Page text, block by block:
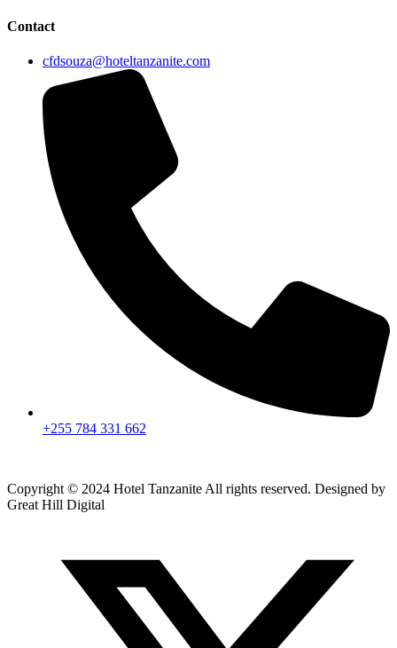
Contact
cfdsouza@hoteltanzanite.com
+255 784 331 662
Copyright © 2024 Hotel Tanzanite All rights reserved. Designed by
Great Hill Digital